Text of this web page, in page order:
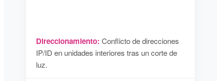
Direccionamiento: Conflicto de direcciones
IP/ID en unidades interiores tras un corte de
luz.